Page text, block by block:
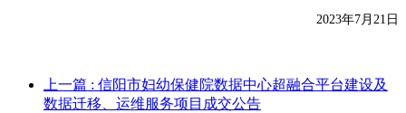
2023年7月21日
上一篇 : 信阳市妇幼保健院数据中心超融合平台建设及
数据迁移、运维服务项目成交公告